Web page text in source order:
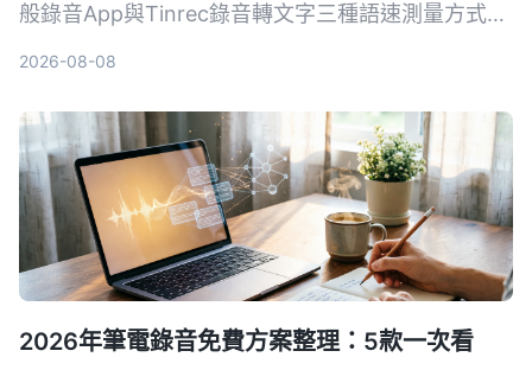
般錄音App與Tinrec錄音轉文字三種語速測量方式，
2026-08-08
2026年筆電錄音免費方案整理：5款一次看